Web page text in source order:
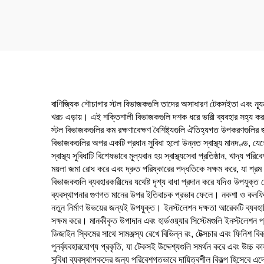
বাণিজ্যিক শৌচাগার স্টল বিভাজকগুলি তাদের অসাধারণ টেকসইতা এবং
খরচ এড়ায়। এই শক্তিশালী বিভাজকগুলি দশক ধরে ভারী ব্যবহার সহ্য
স্টল বিভাজকগুলির কম রক্ষণাবেক্ষণ বৈশিষ্ট্যগুলি ঐতিহ্যগত
বিভাজকগুলির অপর একটি প্রধান সুবিধা হলো উন্নত স্বাস্থ্য মানদণ্ড,
স্বাস্থ্য সুবিধাটি বিশেষভাবে মূল্যবান হয় স্বাস্থ্যসেবা প্রতিষ্ঠান, খাদ্য
ময়লা জমা রোধ করে এবং দ্রুত পরিষ্কারের পদ্ধতিকে সক্ষম করে, যা শ্রম
বিভাজকগুলি ব্যবহারকারীদের যথেষ্ট দৃশ্য বাধা প্রদান করে যদিও উপযুক্ত
ব্যবস্থাপনার গুণগত মানের উপর ইতিবাচক প্রভাব ফেলে। নকশা ও
নতুন নির্মাণ উভয়ের জন্যই উপযুক্ত। ইনস্টলেশন দক্ষতা আরেকটি
সক্ষম করে। মানকীকৃত উপাদান এবং হার্ডওয়্যার সিস্টেমগুলি ইনস্টলেশন
ডিজাইন স্কিমের সাথে সামঞ্জস্য রেখে বিভিন্ন রং, টেক্সচার এবং ফিনিশ
পুনর্ব্যবহারযোগ্য প্রকৃতি, যা টেকসই উদ্দেশ্যগুলি সমর্থন করে এবং উচ্চ
সুবিধা ব্যবস্থাপকদের জন্য পরিবেশগতভাবে দায়িত্বশীল বিকল্প হিসেবে